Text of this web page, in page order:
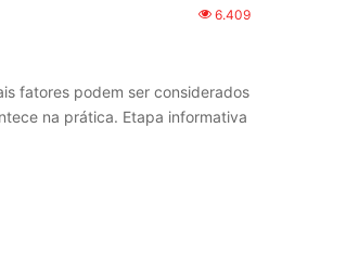
6.409
fatores podem ser considerados
na prática. Etapa informativa